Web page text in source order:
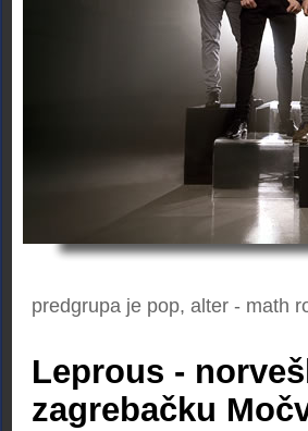
predgrupa je pop, alter - math
Leprous -
zagrebačku